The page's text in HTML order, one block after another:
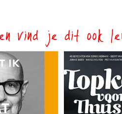
vind je dit ook